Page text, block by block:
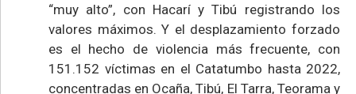
“muy alto”, con Hacarí y Tibú registrando los
valores máximos. Y el desplazamiento forzado
es el hecho de violencia más frecuente, con
151.152 víctimas en el Catatumbo hasta 2022,
concentradas en Ocaña, Tibú, El Tarra, Teorama y